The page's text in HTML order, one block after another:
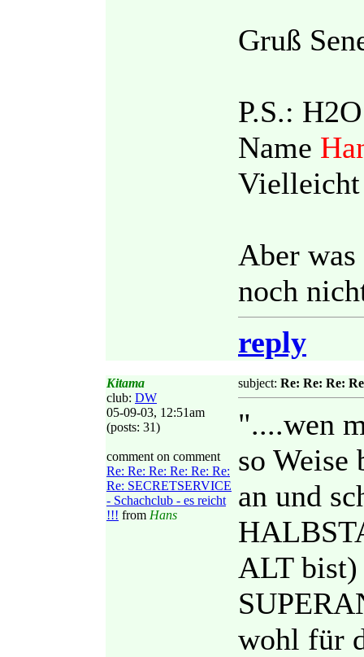
Gruß
P.S.:
Name
Aber
noch
reply
Kitama
club: DW
05-09-03, 12:51am
(posts: 31)
comment on comment
Re: Re: Re: Re: Re: Re:
Re: SECRETSERVICE
- Schachclub - es reicht
!!! from Hans
subject: Re: Re: Re:
"....wen
so Weise
an und
ALT bist)
wohl für